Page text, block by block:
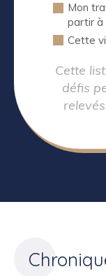
Mon
partir à
Cette
Cette
défis